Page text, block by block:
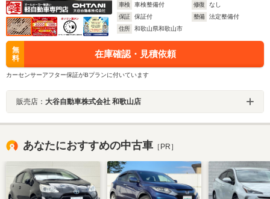
車検
車検整備付 修復
なし
保証
保証付 整備
法定整備付
住所
和歌山県和歌山市
無
料
在庫確認・見積依頼
カーセンサーアフター保証がBプランに付いています
販売店： 大谷自動車株式会社 和歌山店
あなたにおすすめの中古車 ［PR］